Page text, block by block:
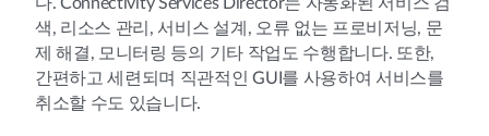
색, 리소스 관리, 서비스 설계, 오류 없는 프로비저닝, 문
제 해결, 모니터링 등의 기타 작업도 수행합니다. 또한,
간편하고 세련되며 직관적인 GUI를 사용하여 서비스를
취소할 수도 있습니다.